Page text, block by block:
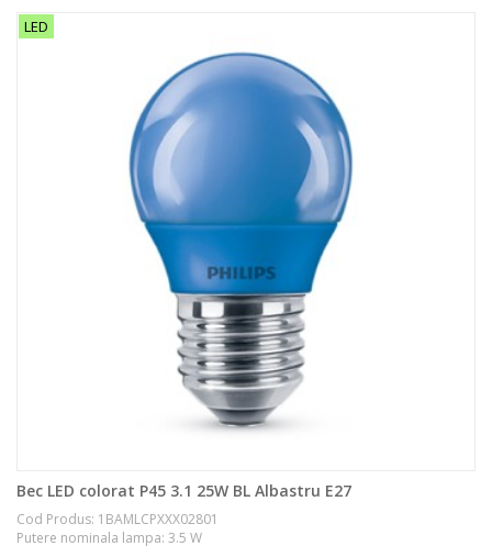
LED
Bec LED colorat P45 3.1 25W BL Albastru E27
Cod Produs: 1BAMLCPXXX02801
Putere nominala lampa: 3.5 W